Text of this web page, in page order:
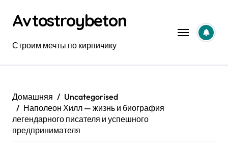
содержанию
Avtostroybeton
Строим мечты по кирпичику
Домашняя
Uncategorised
Наполеон Хилл — жизнь и биография
легендарного писателя и успешного
предпринимателя